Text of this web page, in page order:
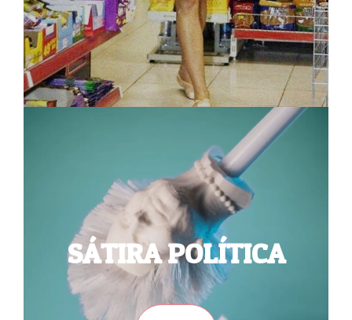
SÁTIRA POLÍTICA